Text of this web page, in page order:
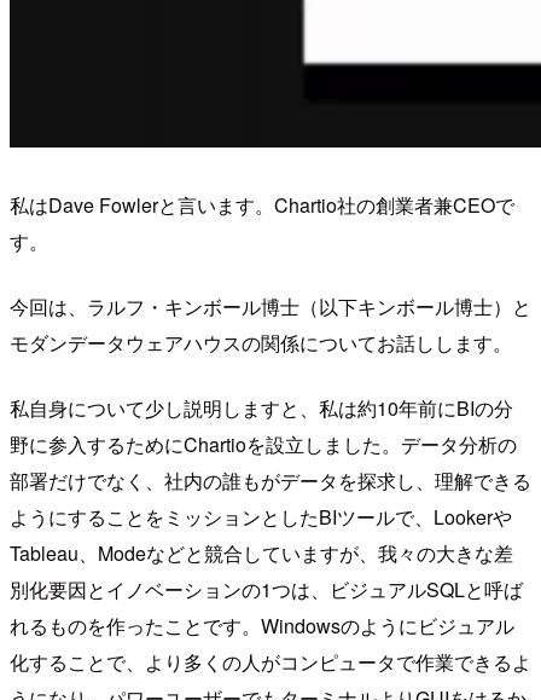
私はDave Fowlerと言います。Chartio社の創業者兼CEOで
す。
今回は、ラルフ・キンボール博士（以下キンボール博士）と
モダンデータウェアハウスの関係についてお話しします。
私自身について少し説明しますと、私は約10年前にBIの分
野に参入するためにChartioを設立しました。データ分析の
部署だけでなく、社内の誰もがデータを探求し、理解できる
ようにすることをミッションとしたBIツールで、Lookerや
Tableau、Modeなどと競合していますが、我々の大きな差
別化要因とイノベーションの1つは、ビジュアルSQLと呼ば
れるものを作ったことです。Windowsのようにビジュアル
化することで、より多くの人がコンピュータで作業できるよ